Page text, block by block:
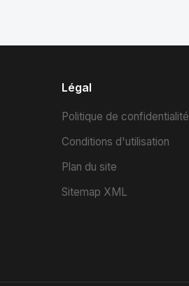
Légal
Politique de confidentialité
Conditions d'utilisation
Plan du site
Sitemap XML